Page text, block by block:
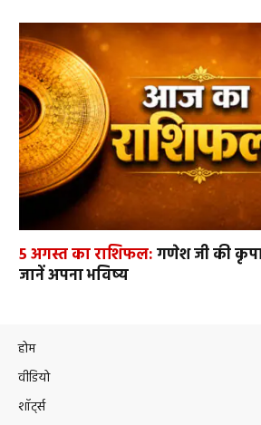
5 अगस्त का राशिफल:गणेश जी की
जानें अपना भविष्य
होम
वीडियो
शॉर्ट्स